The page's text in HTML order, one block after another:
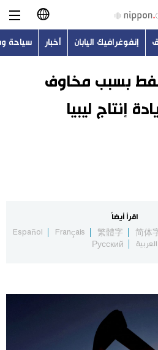
日本語
English
简体字
Русский
إنفوغرافيك اليابان أخبار سياحة
بسبب مخاوف
إنتاج ليبيا
اقرأ أيضاً
简体
繁體字
Français
Español
العربية
Русский